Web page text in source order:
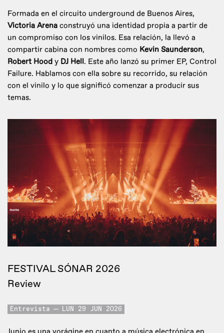
Formada en el circuito underground de Buenos Aires,
Victoria Arena construyó una identidad propia a partir de
un compromiso con los vinilos. Esa relación, la llevó a
compartir cabina con nombres como Kevin Saunderson,
Robert Hood y DJ Hell. Este año lanzó su primer EP, Control
Failure. Hablamos con ella sobre su recorrido, su relación
con el vinilo y lo que significó comenzar a producir sus
temas.
FESTIVAL SÓNAR 2026
Review
Entrevista LUN 29 JUN 2026